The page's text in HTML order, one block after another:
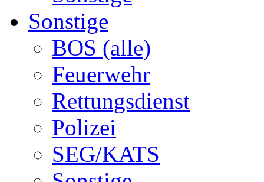
Sonstige
BOS (alle)
Feuerwehr
Rettungsdienst
Polizei
SEG/KATS